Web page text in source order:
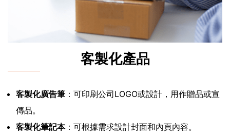
客製化產品
客製化廣告筆 ：可印刷公司LOGO或設計，用作贈品或宣
傳品。
客製化筆記本：可根據需求設計封面和內頁內容。